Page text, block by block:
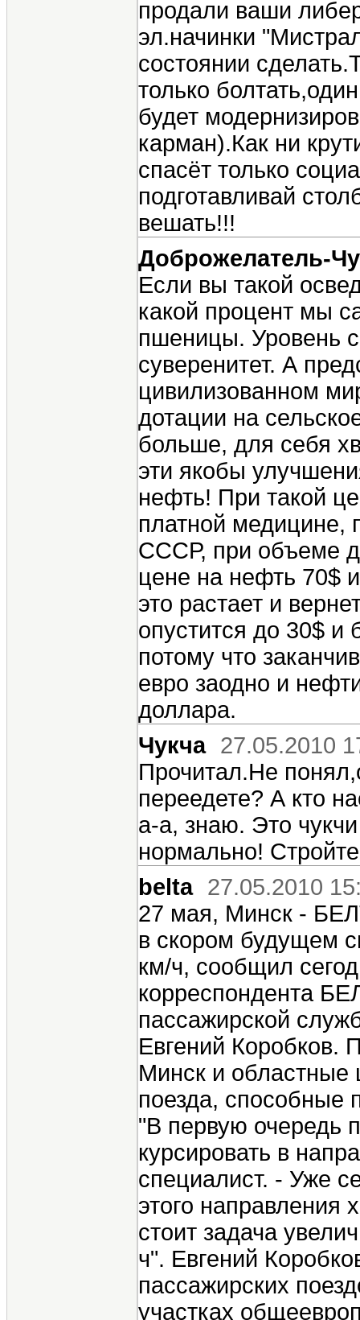
продали ваши
эл.начинки
состоянии
только
будет
карман).Как ни
спасёт только
подготавливай
вешать!!!
Доброжелатель-
Если вы такой
какой процент мы
пшеницы. Уровень
суверенитет. А
цивилизованном
дотации на
больше, для себя
эти якобы
нефть! При такой
платной медицине,
СССР, при объеме
цене на нефть 70$
это растает и
опустится до 30$ и
потому что
евро заодно и
доллара.
Чукча 27.05.2010
Прочитал.Не
переедете? А кто
а-а, знаю. Это чукчи
нормально!
belta 27.05.2010
27 мая, Минск -
в скором будущем
км/ч, сообщил
корреспондента
пассажирской
Евгений Коробков.
Минск и областные
поезда, способные
"В первую очередь
курсировать в
специалист. - Уже
этого направления
стоит задача
ч". Евгений
пассажирских
участках